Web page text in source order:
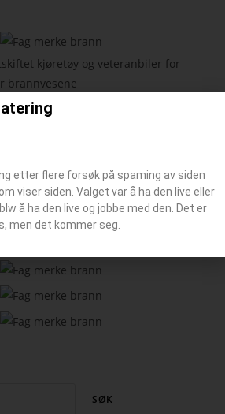
kjøretøy og veteranbiler for
brannvesene
SØK
etter flere forsøk på spaming av siden
viser siden. Valget var å ha den live eller
å ha den live og jobbe med den. Det er
men det kommer seg.